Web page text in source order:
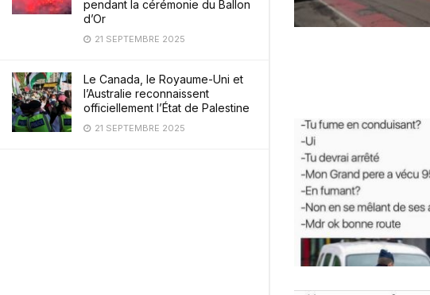
pendant la cérémonie du Ballon
d’Or
21 SEPTEMBRE 2025
Le Canada, le Royaume-Uni et
l’Australie reconnaissent
officiellement l’État de Palestine
21 SEPTEMBRE 2025